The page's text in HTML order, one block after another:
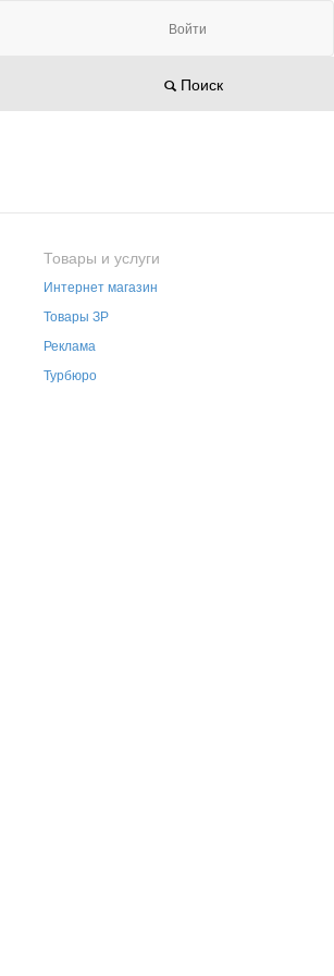
Войти
Поиск
Товары и услуги
Интернет магазин
Товары ЗР
Реклама
Турбюро